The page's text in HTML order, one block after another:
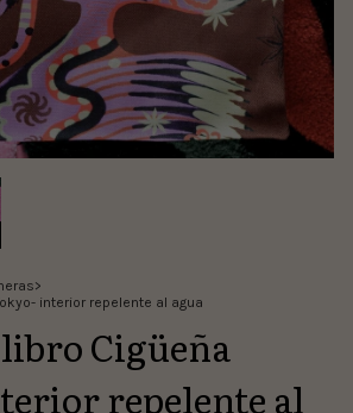
>
interior repelente al agua
Cigüeña
repelente al